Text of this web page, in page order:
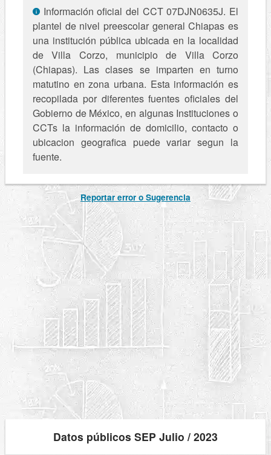
Información oficial del CCT 07DJN0635J. El
plantel de nivel preescolar general Chiapas es
una institución pública ubicada en la localidad
de Villa Corzo, municipio de Villa Corzo
(Chiapas). Las clases se imparten en turno
matutino en zona urbana. Esta información es
recopilada por diferentes fuentes oficiales del
Gobierno de México, en algunas Instituciones o
CCTs la información de domicilio, contacto o
ubicacion geografica puede variar segun la
fuente.
Reportar error o Sugerencia
Datos públicos SEP Julio / 2023